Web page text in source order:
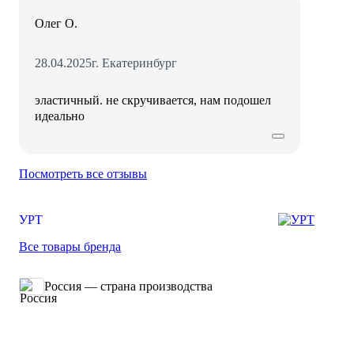
Олег О.
28.04.2025г. Екатеринбург
эластичный. не скручивается, нам подошел
идеально
Посмотреть все отзывы
УРТ
Все товары бренда
Россия — страна производства